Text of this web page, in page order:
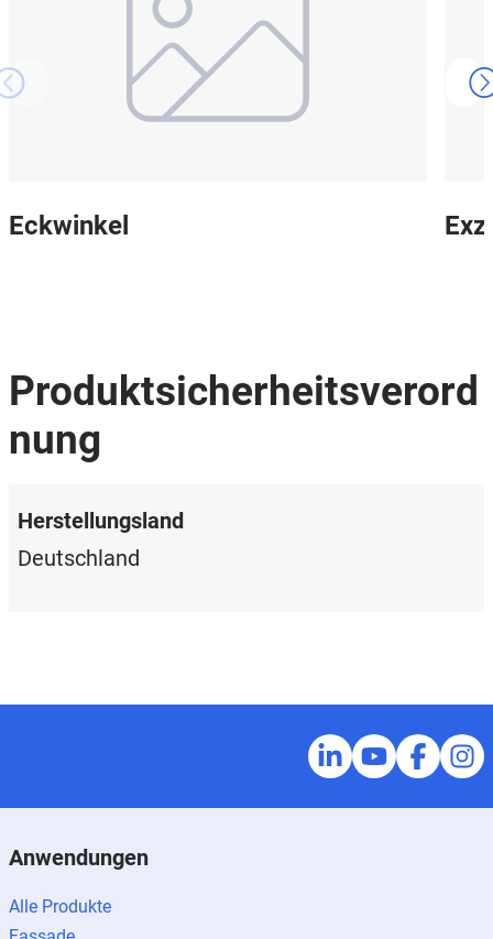
Eckwinkel
Produktsicherheitsverord
nung
Herstellungsland
Deutschland
Anwendungen
Alle Produkte